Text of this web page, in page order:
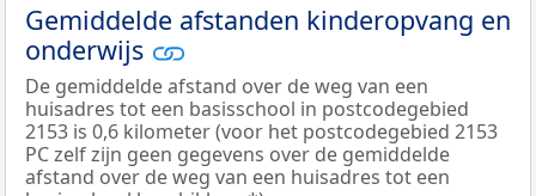
Gemiddelde afstanden kinderopvang en
onderwijs
De gemiddelde afstand over de weg van een
huisadres tot een basisschool in postcodegebied
2153 is 0,6 kilometer (voor het postcodegebied 2153
PC zelf zijn geen gegevens over de gemiddelde
afstand over de weg van een huisadres tot een